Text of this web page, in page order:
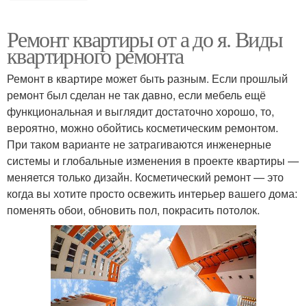
Ремонт квартиры от а до я. Виды
квартирного ремонта
Ремонт в квартире может быть разным. Если прошлый
ремонт был сделан не так давно, если мебель ещё
функциональная и выглядит достаточно хорошо, то,
вероятно, можно обойтись косметическим ремонтом.
При таком варианте не затрагиваются инженерные
системы и глобальные изменения в проекте квартиры —
меняется только дизайн. Косметический ремонт — это
когда вы хотите просто освежить интерьер вашего дома:
поменять обои, обновить пол, покрасить потолок.